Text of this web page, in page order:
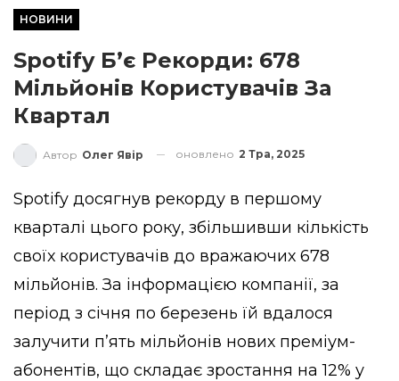
НОВИНИ
Spotify Б’є Рекорди: 678
Мільйонів Користувачів За
Квартал
Автор Олег Явір оновлено 2 Тра, 2025
Spotify досягнув рекорду в першому
кварталі цього року, збільшивши кількість
своїх користувачів до вражаючих 678
мільйонів. За інформацією компанії, за
період з січня по березень їй вдалося
залучити п’ять мільйонів нових преміум-
абонентів, що складає зростання на 12% у